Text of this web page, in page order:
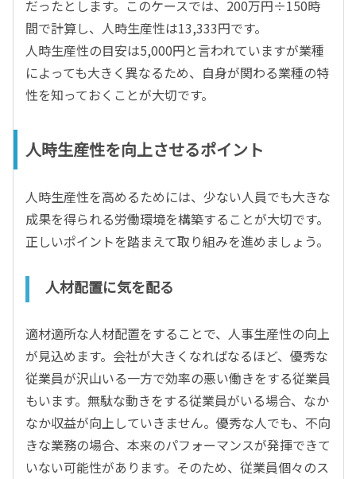
だったとします。このケースでは、200万円÷150時
間で計算し、人時生産性は13,333円です。
人時生産性の目安は5,000円と言われていますが業種
によっても大きく異なるため、自身が関わる業種の特
性を知っておくことが大切です。
人時生産性を向上させるポイント
人時生産性を高めるためには、少ない人員でも大きな
成果を得られる労働環境を構築することが大切です。
正しいポイントを踏まえて取り組みを進めましょう。
人材配置に気を配る
適材適所な人材配置をすることで、人事生産性の向上
が見込めます。会社が大きくなればなるほど、優秀な
従業員が沢山いる一方で効率の悪い働きをする従業員
もいます。無駄な動きをする従業員がいる場合、なか
なか収益が向上していきません。優秀な人でも、不向
きな業務の場合、本来のパフォーマンスが発揮できて
いない可能性があります。そのため、従業員個々のス